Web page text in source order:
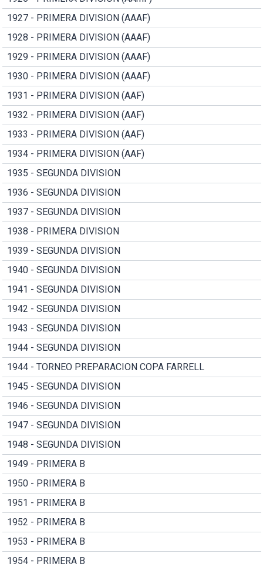
1927 - PRIMERA DIVISION (AAAF)
1928 - PRIMERA DIVISION (AAAF)
1929 - PRIMERA DIVISION (AAAF)
1930 - PRIMERA DIVISION (AAAF)
1931 - PRIMERA DIVISION (AAF)
1932 - PRIMERA DIVISION (AAF)
1933 - PRIMERA DIVISION (AAF)
1934 - PRIMERA DIVISION (AAF)
1935 - SEGUNDA DIVISION
1936 - SEGUNDA DIVISION
1937 - SEGUNDA DIVISION
1938 - PRIMERA DIVISION
1939 - SEGUNDA DIVISION
1940 - SEGUNDA DIVISION
1941 - SEGUNDA DIVISION
1942 - SEGUNDA DIVISION
1943 - SEGUNDA DIVISION
1944 - SEGUNDA DIVISION
1944 - TORNEO PREPARACION COPA FARRELL
1945 - SEGUNDA DIVISION
1946 - SEGUNDA DIVISION
1947 - SEGUNDA DIVISION
1948 - SEGUNDA DIVISION
1949 - PRIMERA B
1950 - PRIMERA B
1951 - PRIMERA B
1952 - PRIMERA B
1953 - PRIMERA B
1954 - PRIMERA B